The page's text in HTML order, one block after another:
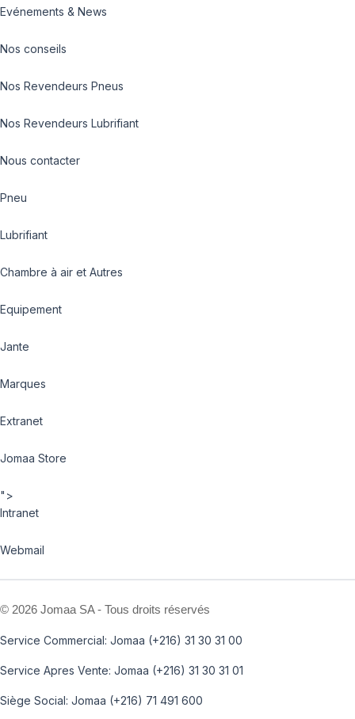
Evénements & News
Nos conseils
Nos Revendeurs Pneus
Nos Revendeurs Lubrifiant
Nous contacter
Pneu
Lubrifiant
Chambre à air et Autres
Equipement
Jante
Marques
Extranet
Jomaa Store
">
Intranet
Webmail
© 2026 Jomaa SA - Tous droits réservés
Service Commercial: Jomaa (+216) 31 30 31 00
Service Apres Vente: Jomaa (+216) 31 30 31 01
Siège Social: Jomaa (+216) 71 491 600